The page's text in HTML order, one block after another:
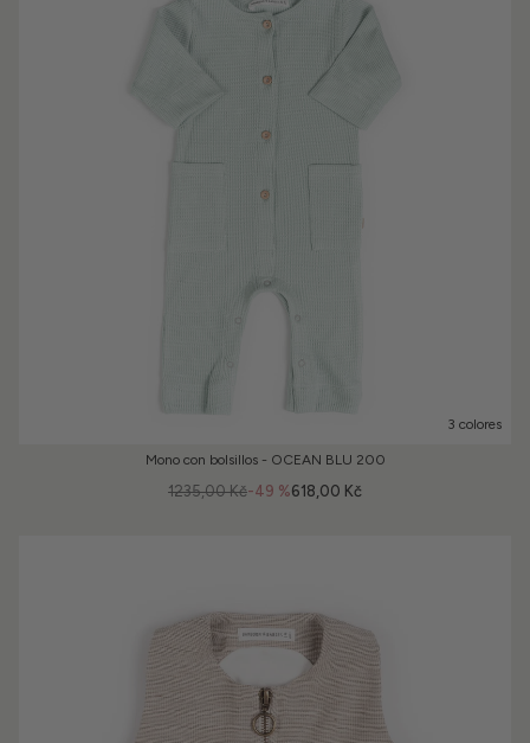
3 colores
Mono con bolsillos - OCEAN BLU 200
-49 %
1235,00 Kč 618,00 Kč